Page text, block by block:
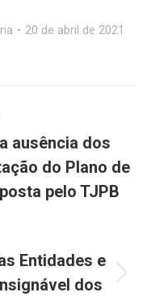
20 de abril de 2021
ausência dos
do Plano de
pelo TJPB
Entidades e
dos